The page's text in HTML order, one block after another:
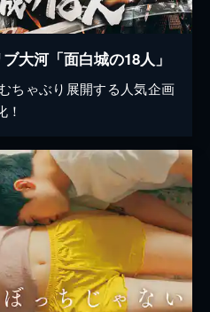
大河「面白城の18人」
ちゃぶり展開する人気企画
！